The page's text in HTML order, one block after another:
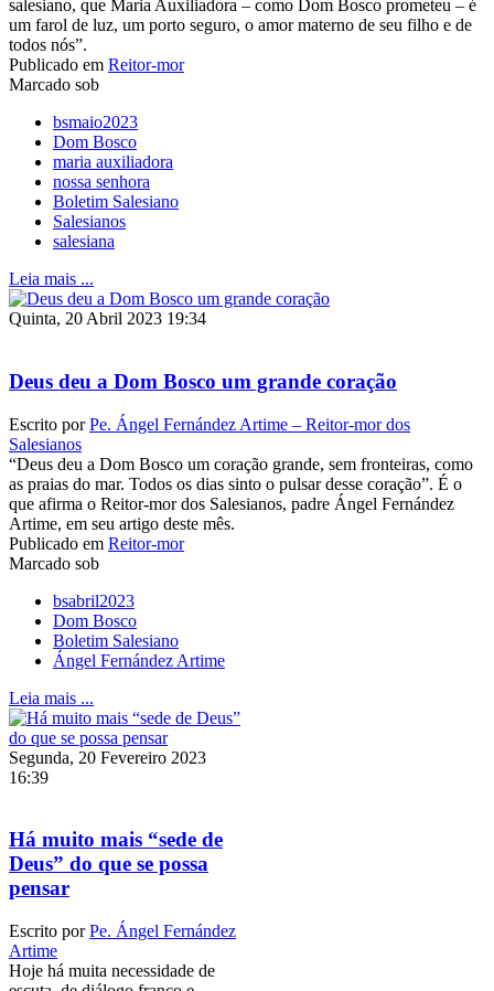
salesiano, que Maria Auxiliadora – como Dom Bosco prometeu – é
um farol de luz, um porto seguro, o amor materno de seu filho e de
todos nós”.
Publicado em Reitor-mor
Marcado sob
bsmaio2023
Dom Bosco
maria auxiliadora
nossa senhora
Boletim Salesiano
Salesianos
salesiana
Leia mais ...
Quinta, 20 Abril 2023 19:34
Deus deu a Dom Bosco um grande coração
Escrito porPe. Ángel Fernández Artime – Reitor-mor dos
Salesianos
“Deus deu a Dom Bosco um coração grande, sem fronteiras, como
as praias do mar. Todos os dias sinto o pulsar desse coração”. É o
que afirma o Reitor-mor dos Salesianos, padre Ángel Fernández
Artime, em seu artigo deste mês.
Publicado em Reitor-mor
Marcado sob
bsabril2023
Dom Bosco
Boletim Salesiano
Ángel Fernández Artime
Leia mais ...
Segunda, 20 Fevereiro 2023
16:39
Há muito mais “sede de
Deus” do que se possa
pensar
Escrito porPe. Ángel Fernández
Artime
Hoje há muita necessidade de